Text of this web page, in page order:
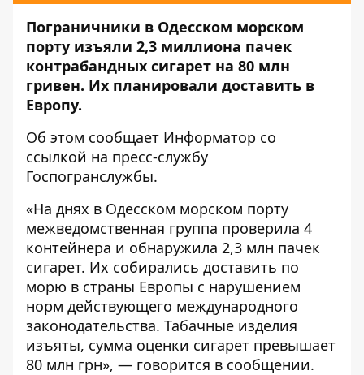
Пограничники в Одесском морском
порту изъяли 2,3 миллиона пачек
контрабандных сигарет на 80 млн
гривен. Их планировали доставить в
Европу.
Об этом сообщает Информатор со
ссылкой на пресс-службу
Госпогранслужбы.
«На днях в Одесском морском порту
межведомственная группа проверила 4
контейнера и обнаружила 2,3 млн пачек
сигарет. Их собирались доставить по
морю в страны Европы с нарушением
норм действующего международного
законодательства. Табачные изделия
изъяты, сумма оценки сигарет превышает
80 млн грн», — говорится в сообщении.